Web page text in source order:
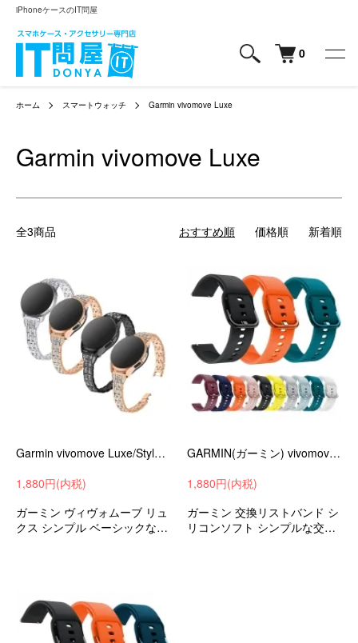
iPhoneケースのIT問屋
0
ホーム スマートウォッチ Garmin vivomove Luxe
Garmin vivomove Luxe
全3商品 おすすめ順 価格順 新着順
Garmin vivomove Luxe/Style 交換バンド 高級ステンレス ベルト エレガント きらきら ラインストーン 20mm メタル 交換リストバンド
1,880円(内税)
ガーミン ヴィヴォムーブ リュ
クス シンプル ベーシックなデ
GARMIN(ガーミン) vivomove Luxe/Style ベルト バンド 交換 シリコン 6色 バンド 20mm Sports(クイックリリースバンド
1,880円(内税)
ガーミン 交換リストバンド シ
リコンソフト シンプルな交換